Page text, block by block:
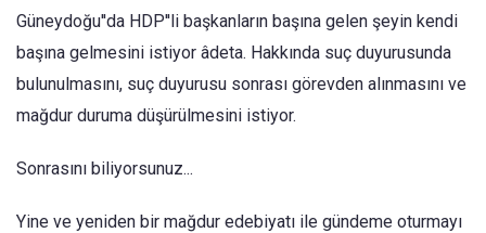
Güneydoğu''da HDP''li başkanların başına gelen şeyin kendi
başına gelmesini istiyor âdeta. Hakkında suç duyurusunda
bulunulmasını, suç duyurusu sonrası görevden alınmasını ve
mağdur duruma düşürülmesini istiyor.
Sonrasını biliyorsunuz...
Yine ve yeniden bir mağdur edebiyatı ile gündeme oturmayı